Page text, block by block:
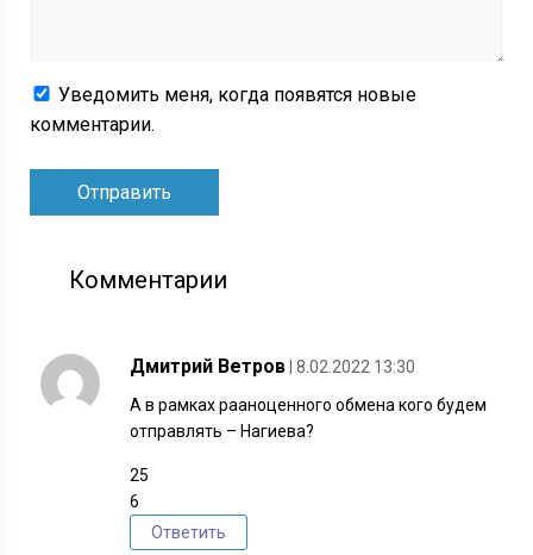
Уведомить меня, когда появятся новые
комментарии.
Комментарии
Дмитрий Ветров | 8.02.2022 13:30
А в рамках рааноценного обмена кого будем
отправлять – Нагиева?
25
6
Ответить